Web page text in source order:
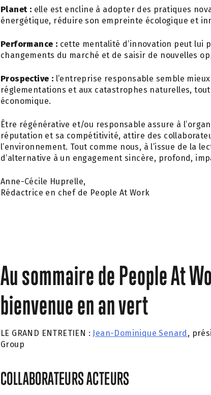
Planet : elle est encline à adopter des pratiques
énergétique, réduire son empreinte écologique et
Performance : cette mentalité d’innovation peut lui
changements du marché et de saisir de nouvelles
Prospective : l’entreprise responsable semble
réglementations et aux catastrophes naturelles,
économique.
Être régénérative et/ou responsable assure à
réputation et sa compétitivité, attire des
l’environnement. Tout comme nous, à l’issue de la
d’alternative à un engagement sincère, profond,
Anne-Cécile Huprelle,
Rédactrice en chef de People At Work
Au sommaire de People At
bienvenue en an vert
LE GRAND ENTRETIEN : Jean-Dominique Senard ,
Group
COLLABORATEURS ACTEURS